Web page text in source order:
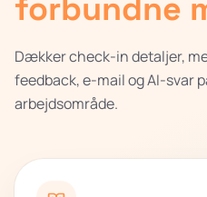
forbundne
Dækker check-in detaljer,
feedback, e-mail og AI-svar
arbejdsområde.